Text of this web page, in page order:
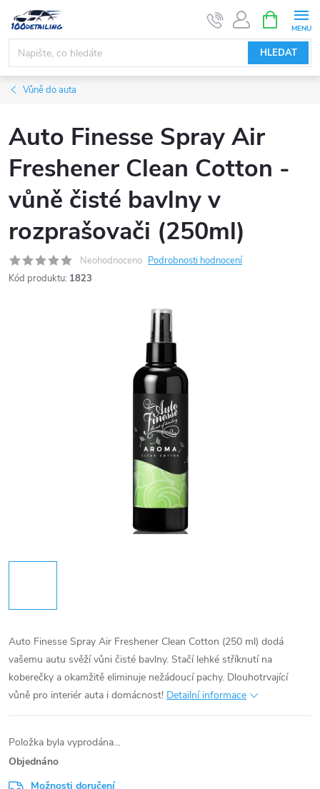
obsah
HLEDAT
NÁKUPNÍ
KOŠÍK
Vůně do auta
Auto Finesse Spray Air
Freshener Clean Cotton -
vůně čisté bavlny v
rozprašovači (250ml)
Neohodnoceno Podrobnosti hodnocení
Kód produktu: 1823
Auto Finesse Spray Air Freshener Clean Cotton (250 ml) dodá
vašemu autu svěží vůni čisté bavlny. Stačí lehké stříknutí na
koberečky a okamžitě eliminuje nežádoucí pachy. Dlouhotrvající
vůně pro interiér auta i domácnost! Detailní informace
Položka byla vyprodána…
Objednáno
Možnosti doručení